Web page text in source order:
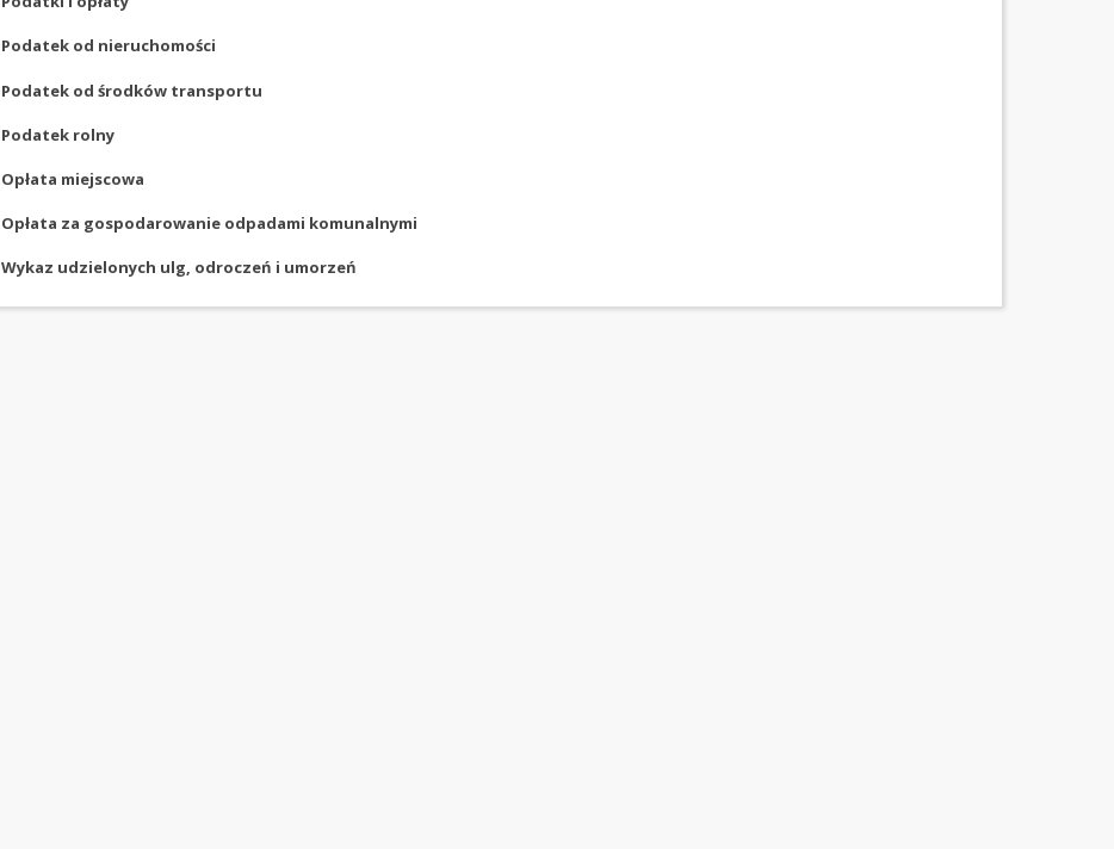
Podatek od nieruchomości
Podatek od środków transportu
Podatek rolny
Opłata miejscowa
Opłata za gospodarowanie odpadami komunalnymi
Wykaz udzielonych ulg, odroczeń i umorzeń